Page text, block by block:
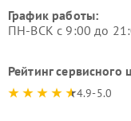
График работы:
ПН-ВСК с 9:00 до
Рейтинг сервисного
4.9-5.0